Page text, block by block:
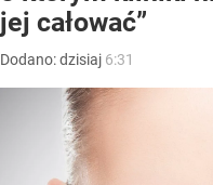
jej całować”
Dodano:dzisiaj 6:31